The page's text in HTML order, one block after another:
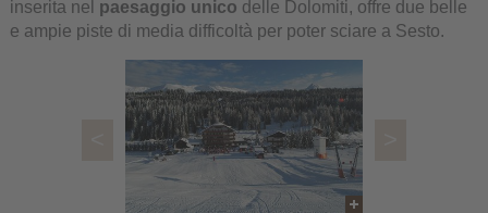
inserita nel paesaggio unico delle Dolomiti, offre due belle
e ampie piste di media difficoltà per poter sciare a Sesto.